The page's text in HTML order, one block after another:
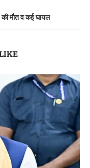
मौत व कई घायल